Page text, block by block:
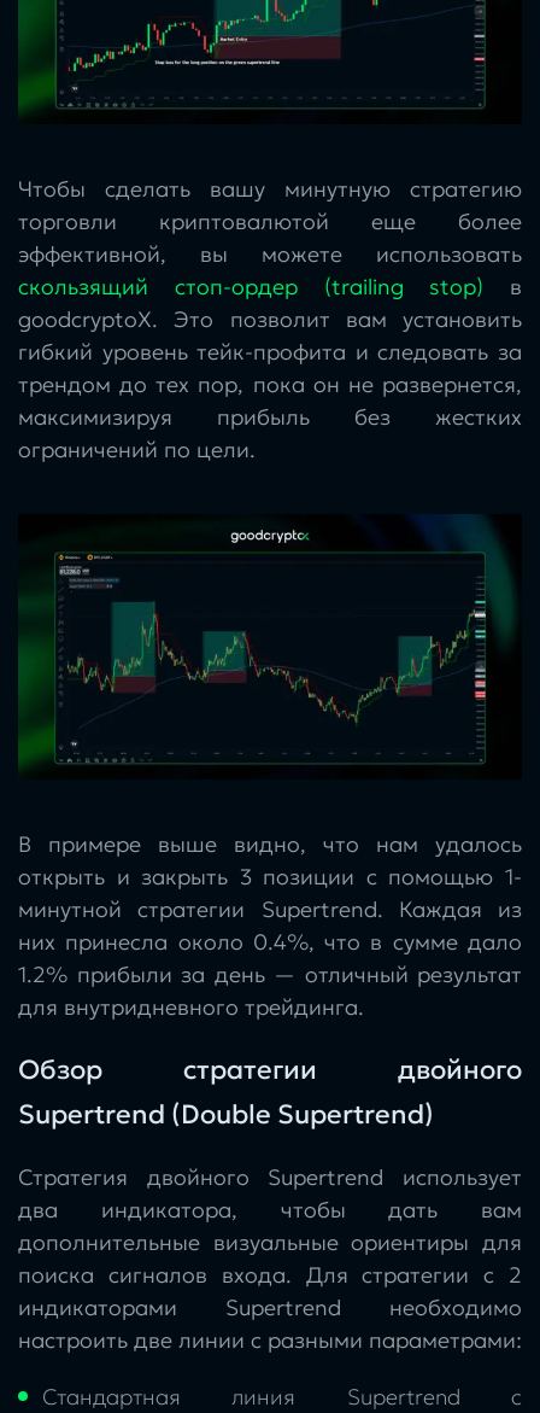
Чтобы сделать вашу минутную стратегию
торговли криптовалютой еще более
эффективной, вы можете использовать
скользящий стоп-ордер (trailing stop) в
goodcryptoX. Это позволит вам установить
гибкий уровень тейк-профита и следовать за
трендом до тех пор, пока он не развернется,
максимизируя прибыль без жестких
ограничений по цели.
В примере выше видно, что нам удалось
открыть и закрыть 3 позиции с помощью 1-
минутной стратегии Supertrend. Каждая из
них принесла около 0.4%, что в сумме дало
1.2% прибыли за день — отличный результат
для внутридневного трейдинга.
Обзор стратегии двойного
Supertrend (Double Supertrend)
Стратегия двойного Supertrend использует
два индикатора, чтобы дать вам
дополнительные визуальные ориентиры для
поиска сигналов входа. Для стратегии с 2
индикаторами Supertrend необходимо
настроить две линии с разными параметрами:
Стандартная линия Supertrend с